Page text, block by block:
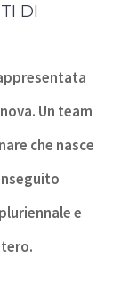
DI
Un team
che nasce
e